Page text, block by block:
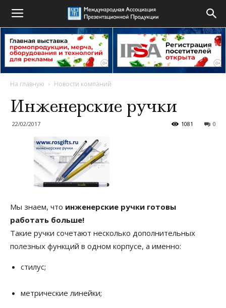
На главную Новости компаний
Инженерские ручки
22/02/2017 0
1081
Мы знаем, что инженерские ручки готовы
работать больше!
Такие ручки сочетают несколько дополнительных
полезных функций в одном корпусе, а именно:
стилус;
метрические линейки;